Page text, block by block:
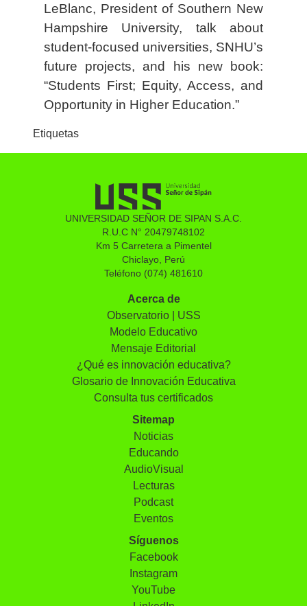
LeBlanc, President of Southern New
Hampshire University, talk about
student-focused universities, SNHU’s
future projects, and his new book:
“Students First; Equity, Access, and
Opportunity in Higher Education.”
Etiquetas
UNIVERSIDAD SEÑOR DE SIPAN S.A.C.
R.U.C N° 20479748102
Km 5 Carretera a Pimentel
Chiclayo, Perú
Teléfono (074) 481610
Acerca de
Observatorio | USS
Modelo Educativo
Mensaje Editorial
¿Qué es innovación educativa?
Glosario de Innovación Educativa
Consulta tus certificados
Sitemap
Noticias
Educando
AudioVisual
Lecturas
Podcast
Eventos
Síguenos
Facebook
Instagram
YouTube